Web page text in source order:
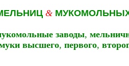
&
заводы,
высшего, первого,